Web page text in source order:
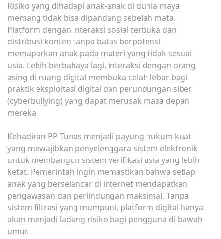
Risiko yang dihadapi anak-anak di dunia maya
memang tidak bisa dipandang sebelah mata.
Platform dengan interaksi sosial terbuka dan
distribusi konten tanpa batas berpotensi
memaparkan anak pada materi yang tidak sesuai
usia. Lebih berbahaya lagi, interaksi dengan orang
asing di ruang digital membuka celah lebar bagi
praktik eksploitasi digital dan perundungan siber
(cyberbullying) yang dapat merusak masa depan
mereka.
Kehadiran PP Tunas menjadi payung hukum kuat
yang mewajibkan penyelenggara sistem elektronik
untuk membangun sistem verifikasi usia yang lebih
ketat. Pemerintah ingin memastikan bahwa setiap
anak yang berselancar di internet mendapatkan
pengawasan dan perlindungan maksimal. Tanpa
sistem filtrasi yang mumpuni, platform digital hanya
akan menjadi ladang risiko bagi pengguna di bawah
umur.